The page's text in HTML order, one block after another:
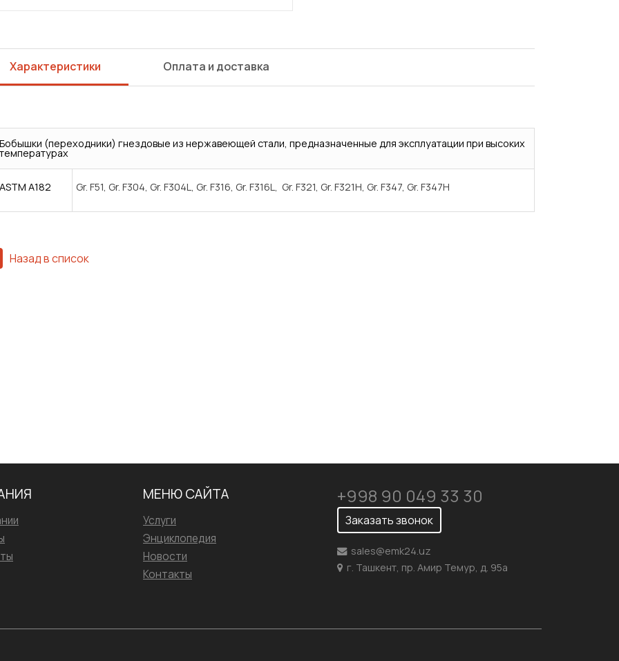
Характеристики Оплата и доставка
Бобышки (переходники) гнездовые из нержавеющей стали, предназначенные для эксплуатации при высоких
температурах
ASTM A182 Gr. F51, Gr. F304, Gr. F304L, Gr. F316, Gr. F316L, Gr. F321, Gr. F321H, Gr. F347, Gr. F347H
Назад в список
+998 90 049 33 30
Заказать звонок
sales@emk24.uz
г. Ташкент, пр. Амир Темур, д. 95а
МЕНЮ САЙТА
Услуги
Энциклопедия
Новости
Контакты